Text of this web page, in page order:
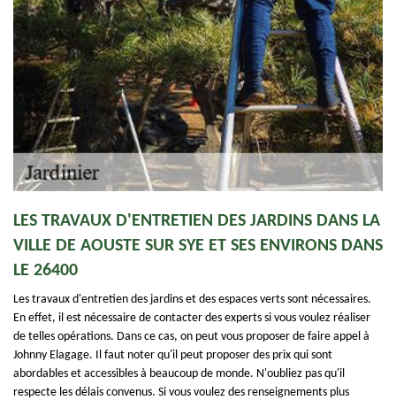
LES TRAVAUX D'ENTRETIEN DES JARDINS DANS LA
VILLE DE AOUSTE SUR SYE ET SES ENVIRONS DANS
LE 26400
Les travaux d'entretien des jardins et des espaces verts sont nécessaires.
En effet, il est nécessaire de contacter des experts si vous voulez réaliser
de telles opérations. Dans ce cas, on peut vous proposer de faire appel à
Johnny Elagage. Il faut noter qu'il peut proposer des prix qui sont
abordables et accessibles à beaucoup de monde. N'oubliez pas qu'il
respecte les délais convenus. Si vous voulez des renseignements plus